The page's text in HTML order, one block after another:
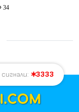
34
3333